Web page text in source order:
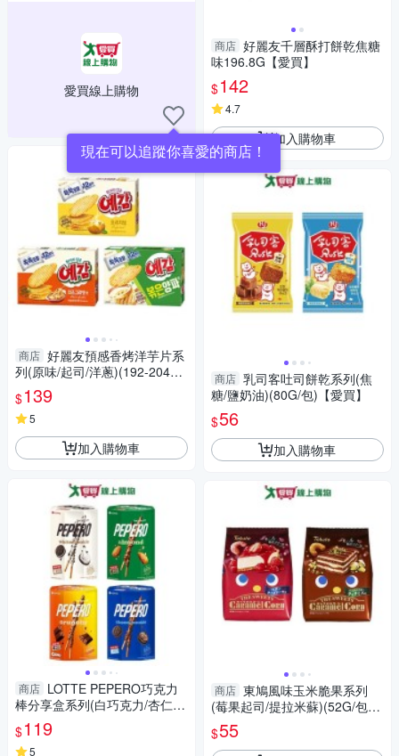
愛買線上購物
現在可以追蹤你喜愛的商店！
商店 好麗友預感香烤洋芋片系
列(原味/起司/洋蔥)(192-204G/
盒)【愛買】
$139
5
加入購物車
商店 LOTTE PEPERO巧克力
棒分享盒系列(白巧克力/杏仁/
脆心/黑餅乾)(128-140G/盒)
【愛買】
$119
5
商店 好麗友千層酥打餅乾焦糖
味196.8G【愛買】
$142
4.7
加入購物車
商店 乳司客吐司餅乾系列(焦
糖/鹽奶油)(80G/包)【愛買】
$56
加入購物車
商店 東鳩風味玉米脆果系列
(莓果起司/提拉米蘇)(52G/包)
【愛買】
$55